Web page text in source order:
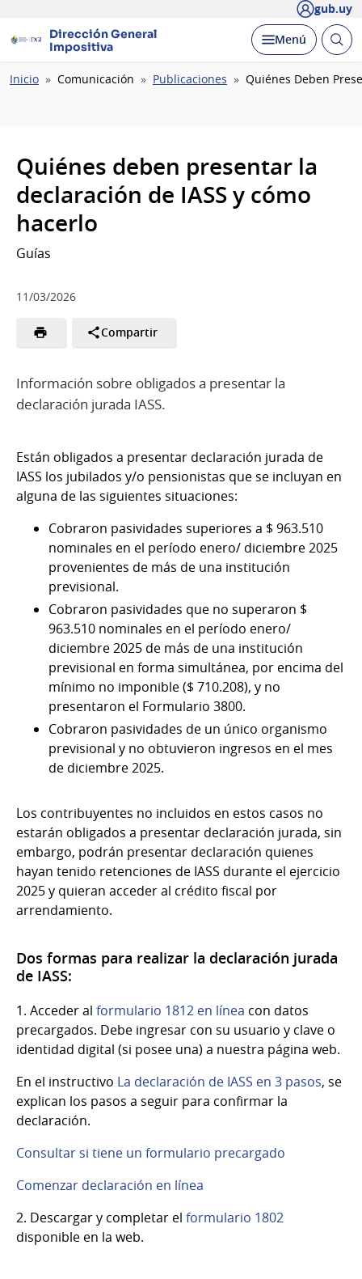
gub.uy
Dirección General
Impositiva
Desplegar
Menú Abrir
Ruta
Inicio Comunicación Publicaciones Quiénes Deben
Quiénes deben presentar la
declaración de IASS y cómo
hacerlo
Guías
11/03/2026
Compartir
Información sobre obligados a presentar la
declaración jurada IASS.
Están obligados a presentar declaración jurada de
IASS los jubilados y/o pensionistas que se incluyan en
alguna de las siguientes situaciones:
Cobraron pasividades superiores a $ 963.510
nominales en el período enero/ diciembre 2025
provenientes de más de una institución
previsional.
Cobraron pasividades que no superaron $
963.510 nominales en el período enero/
diciembre 2025 de más de una institución
previsional en forma simultánea, por encima del
mínimo no imponible ($ 710.208), y no
presentaron el Formulario 3800.
Cobraron pasividades de un único organismo
previsional y no obtuvieron ingresos en el mes
de diciembre 2025.
Los contribuyentes no incluidos en estos casos no
estarán obligados a presentar declaración jurada, sin
embargo, podrán presentar declaración quienes
hayan tenido retenciones de IASS durante el ejercicio
2025 y quieran acceder al crédito fiscal por
arrendamiento.
Dos formas para realizar la declaración jurada
de IASS:
1. Acceder al formulario 1812 en línea con datos
precargados. Debe ingresar con su usuario y clave o
identidad digital (si posee una) a nuestra página web.
En el instructivo La declaración de IASS en 3 pasos, se
explican los pasos a seguir para confirmar la
declaración.
Consultar si tiene un formulario precargado
Comenzar declaración en línea
2. Descargar y completar el formulario 1802
disponible en la web.